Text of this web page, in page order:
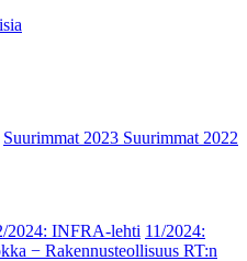
Suurimmat 2023 Suurimmat 2022
2024: INFRA-lehti 11/2024:
− Rakennusteollisuus RT:n